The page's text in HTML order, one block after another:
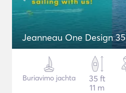
Jeanneau One Design 35
Buriavimo jachta
35 ft
11 m